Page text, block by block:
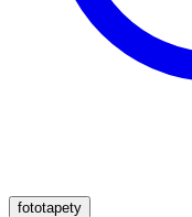
fototapety